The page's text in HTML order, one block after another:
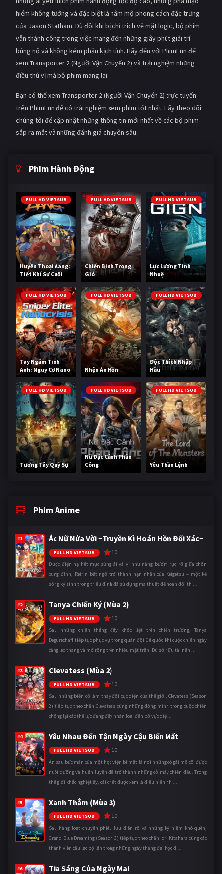
hiểm không tưởng và đặc biệt là hâm mộ phong cách đặc trưng
của Jason Statham. Dù đôi khi bị chỉ trích về mặt logic, bộ phim
vẫn thành công trong việc mang đến những giây phút giải trí
bùng nổ và không kém phần kịch tính. Hãy đến với PhimFun để
xem Transporter 2 (Người Vận Chuyển 2) và trải nghiệm những
điều thú vị mà bộ phim mang lại.
Bạn có thể xem Transporter 2 (Người Vận Chuyển 2) trực tuyến
trên PhimFun để có trải nghiệm xem phim tốt nhất. Hãy theo dõi
chúng tôi để cập nhật những thông tin mới nhất về các bộ phim
sắp ra mắt và những đánh giá chuyên sâu.
Phim Hành Động
FULL HD VIETSUB
Huyền Thoại Aang:
Tiết Khí Sư Cuối
Cùng
FULL HD VIETSUB
Chiến Binh Trong
Gió
FULL HD VIETSUB
Lực Lượng Tinh
Nhuệ
FULL HD VIETSUB
Tay Ngắm Tinh
Anh: Nguy Cơ Nano
FULL HD VIETSUB
Nhện Ăn Hồn
FULL HD VIETSUB
Độc Thích Nhập
Hầu
FULL HD VIETSUB
Tương Tây Quỷ Sự
FULL HD VIETSUB
Nữ Đặc Cảnh Phản
Công
FULL HD VIETSUB
Yêu Thần Lệnh
Phim Anime
#1 Ác Nữ Nửa Vời ~Truyền Kì Hoán Hồn Đổi Xác~
FULL HD VIETSUB 10
Được điện hạ hết mực sủng ái và ví như nàng bướm rực rỡ giữa chốn
cung đình, Reirin bất ngờ trở thành nạn nhân của Keigetsu – một kẻ
sống ký sinh trong triều đình đã sử dụng ma thuật để hoán đổi th ...
#2 Tanya Chiến Ký (Mùa 2)
FULL HD VIETSUB 10
Sau những chiến thắng đầy khốc liệt trên chiến trường, Tanya
Degurechaff tiếp tục phục vụ trong quân đội Đế quốc khi cuộc chiến ngày
càng leo thang và mở rộng trên nhiều mặt trận. Dù sở hữu tài năn ...
#3 Clevatess (Mùa 2)
FULL HD VIETSUB 10
Sau những biến cố làm thay đổi cục diện của thế giới, Clevatess (Season
2) tiếp tục theo chân Clevatess cùng những đồng minh trong cuộc chiến
chống lại các thế lực đang đẩy nhân loại đến bờ vực diệ ...
#4 Yêu Nhau Đến Tận Ngày Cậu Biến Mất
FULL HD VIETSUB 10
Ẩn sau bức màn của một học viện bí mật là nơi những cô gái mồ côi được
nuôi dưỡng và huấn luyện để trở thành những cỗ máy chiến đấu. Trong
thế giới khắc nghiệt ấy, cái chết được xem là điều hiển nh ...
#5 Xanh Thẳm (Mùa 3)
FULL HD VIETSUB 10
Sau hàng loạt chuyến phiêu lưu điên rồ và những kỷ niệm khó quên,
Grand Blue Dreaming (Season 3) tiếp tục theo chân Iori Kitahara cùng các
thành viên câu lạc bộ lặn trong những ngày tháng đại học đ ...
#6 Tia Sáng Của Ngày Mai